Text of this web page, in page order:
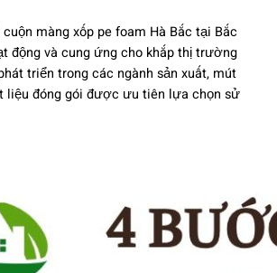
màng xốp pe foam Hà Bắc tại Bắc
động và cung ứng cho khắp thị trường
triển trong các ngành sản xuất, mút
liệu đóng gói được ưu tiên lựa chọn sử